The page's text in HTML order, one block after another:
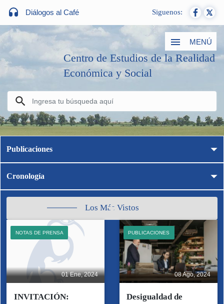
Diálogos al Café Siguenos:
MENÚ
Centro de Estudios de la Realidad
Económica y Social
Publicaciones
Cronología
Los Más Vistos
01 Ene, 2024
NOTAS DE PRENSA
INVITACIÓN:
08 Ago, 2024
PUBLICACIONES
Desigualdad de